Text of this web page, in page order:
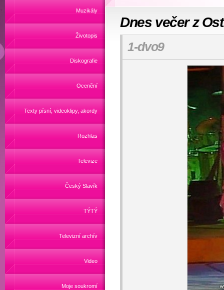
Muzikály
Životopis
Diskografie
Ocenění
Texty písní, videoklipy, akordy
Rozhlas
Televize
Český Slavík
TÝTÝ
Televizní archív
Video
Moje soukromí
Dnes večer z
1-dvo9